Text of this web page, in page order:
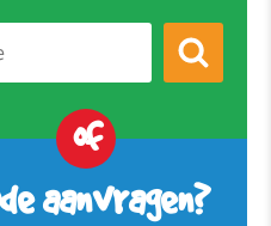
of
aanvragen?